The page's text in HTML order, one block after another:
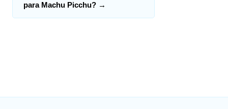
para Machu Picchu? →